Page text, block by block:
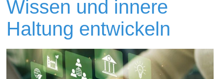
Wissen und innere
Haltung entwickeln